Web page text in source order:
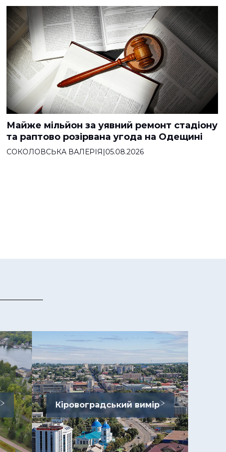
Майже мільйон за уявний ремонт стадіону
та раптово розірвана угода на Одещині
СОКОЛОВСЬКА ВАЛЕРІЯ|05.08.2026
Кіровоградський вимір